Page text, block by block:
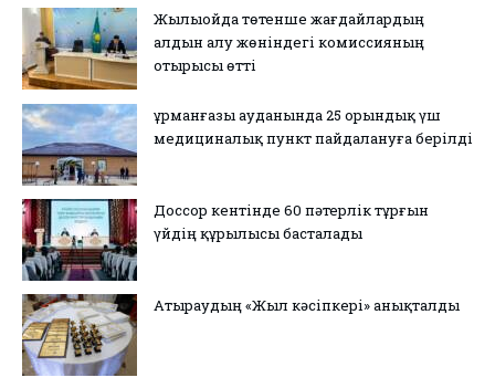
Жылыойда төтенше жағдайлардың
алдын алу жөніндегі комиссияның
отырысы өтті
Құрманғазы ауданында 25 орындық үш
медициналық пункт пайдалануға берілді
Доссор кентінде 60 пәтерлік тұрғын
үйдің құрылысы басталады
Атыраудың «Жыл кәсіпкері» анықталды